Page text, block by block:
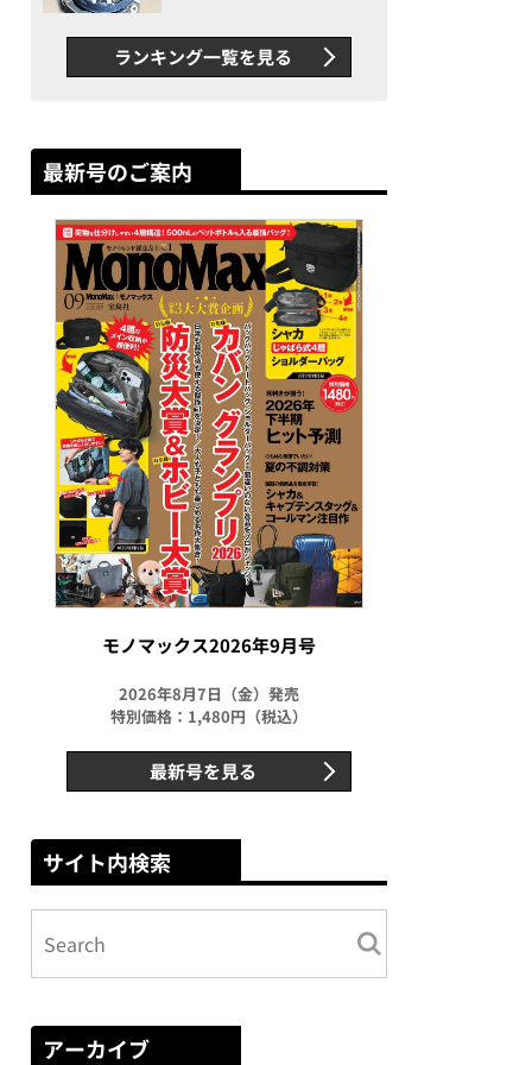
新ムーブメントの衝撃
ランキング一覧を見る
最新号のご案内
モノマックス2026年9月号
2026年8月7日（金）発売
特別価格：1,480円（税込）
最新号を見る
サイト内検索
アーカイブ